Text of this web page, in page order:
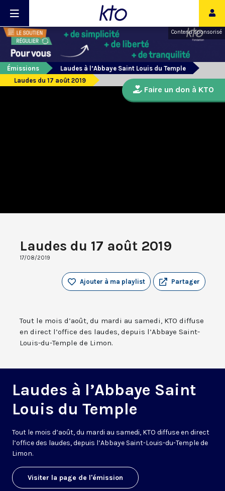
Contenu sponsorisé
Émissions
Laudes à l’Abbaye Saint Louis du Temple
Laudes du 17 août 2019
Laudes du 17 août 2019
17/08/2019
Partager
Ajouter à ma playlist
Tout le mois d’août, du mardi au samedi, KTO diffuse
en direct l’office des laudes, depuis l’Abbaye Saint-
Louis-du-Temple de Limon.
Laudes à l’Abbaye Saint
Louis du Temple
Tout le mois d’août, du mardi au samedi, KTO diffuse en direct
l’office des laudes, depuis l’Abbaye Saint-Louis-du-Temple de
Limon.
Visiter la page de l'émission
Faire un don à KTO